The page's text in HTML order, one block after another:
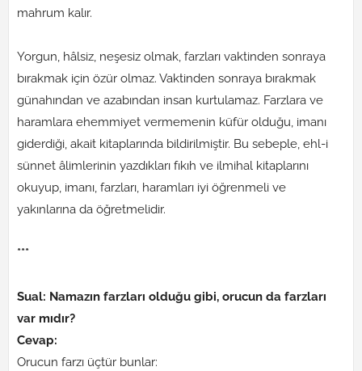
mahrum kalır.
Yorgun, hâlsiz, neşesiz olmak, farzları vaktinden sonraya
bırakmak için özür olmaz. Vaktinden sonraya bırakmak
günahından ve azabından insan kurtulamaz. Farzlara ve
haramlara ehemmiyet vermemenin küfür olduğu, imanı
giderdiği, akait kitaplarında bildirilmiştir. Bu sebeple, ehl-i
sünnet âlimlerinin yazdıkları fıkıh ve ilmihal kitaplarını
okuyup, imanı, farzları, haramları iyi öğrenmeli ve
yakınlarına da öğretmelidir.
***
Sual: Namazın farzları olduğu gibi, orucun da farzları
var mıdır?
Cevap:
Orucun farzı üçtür bunlar: